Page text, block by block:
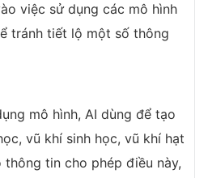
việc sử dụng các mô hình
tránh tiết lộ một số thông
mô hình, AI dùng để tạo
vũ khí sinh học, vũ khí hạt
thông tin cho phép điều này,